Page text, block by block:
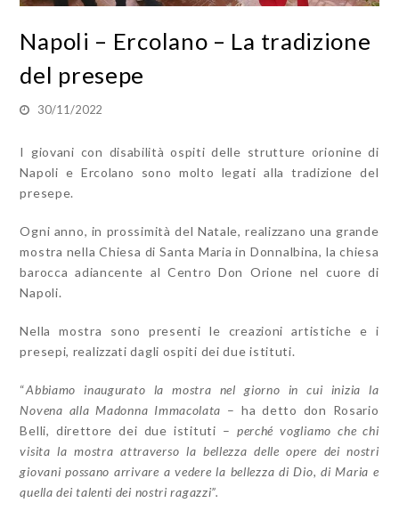
Napoli – Ercolano – La tradizione
del presepe
30/11/2022
I giovani con disabilità ospiti delle strutture orionine di
Napoli e Ercolano sono molto legati alla tradizione del
presepe.
Ogni anno, in prossimità del Natale, realizzano una grande
mostra nella Chiesa di Santa Maria in Donnalbina, la chiesa
barocca adiancente al Centro Don Orione nel cuore di
Napoli.
Nella mostra sono presenti le creazioni artistiche e i
presepi, realizzati dagli ospiti dei due istituti.
“Abbiamo inaugurato la mostra nel giorno in cui inizia la
Novena alla Madonna Immacolata – ha detto don Rosario
Belli, direttore dei due istituti – perché vogliamo che chi
visita la mostra attraverso la bellezza delle opere dei nostri
giovani possano arrivare a vedere la bellezza di Dio, di Maria e
quella dei talenti dei nostri ragazzi”.